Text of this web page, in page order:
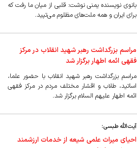
بانوی نویسنده یمنی نوشت: قلبی از میان ما رفت که
برای ایران و همه ملت‌های مظلوم می‌تپید.
مراسم بزرگداشت رهبر شهید انقلاب در مرکز
فقهی ائمه اطهار برگزار شد
مراسم بزرگداشت رهبر شهید انقلاب با حضور علما،
اساتید، طلاب و اقشار مختلف مردم در مرکز فقهی
ائمه اطهار علیهم السلام برگزار شد.
آیت‌الله طبسی:
احیای میراث علمی شیعه از خدمات ارزشمند